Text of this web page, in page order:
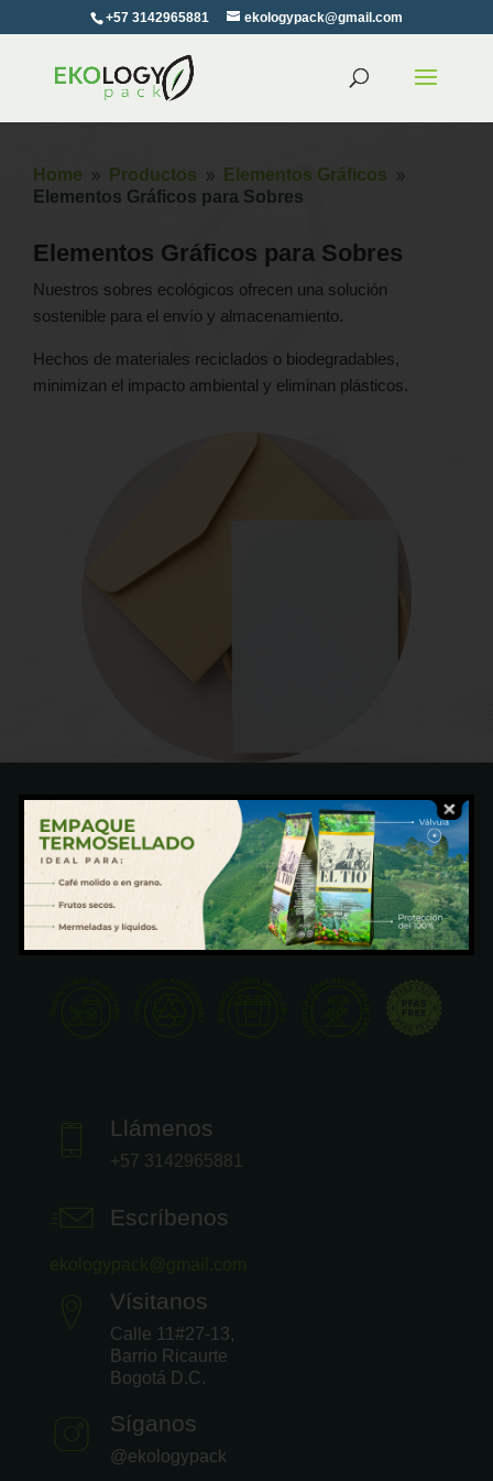
+57 3142965881 ekologypack@gmail.com
Home 9 Productos 9 Elementos Gráficos 9
Elementos Gráficos para Sobres
Elementos Gráficos para Sobres
Nuestros sobres ecológicos ofrecen una solución
sostenible para el envío y almacenamiento.
Hechos de materiales reciclados o biodegradables,
minimizan el impacto ambiental y eliminan plásticos.
Llámenos
+57 3142965881
Escríbenos
Vísitanos
Calle 11#27-13,
Barrio Ricaurte
Bogotá D.C.
Síganos
@ekologypack